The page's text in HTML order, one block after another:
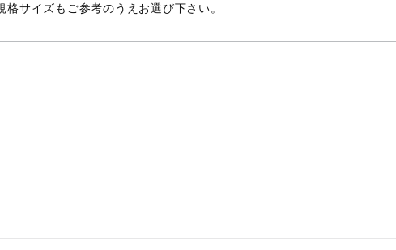
サイズもご参考のうえお選び下さい。